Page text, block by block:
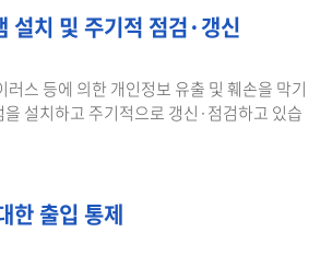
설치 및 주기적 점검·갱신
러스 등에 의한 개인정보 유출 및 훼손을 막기
설치하고 주기적으로 갱신·점검하고 있습
한 출입 통제